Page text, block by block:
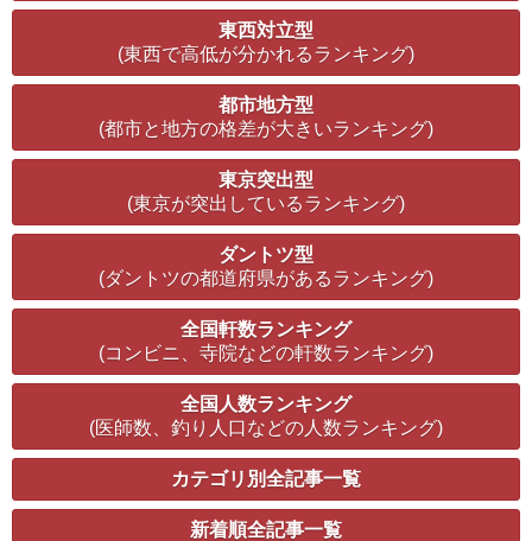
東西対立型
(東西で高低が分かれるランキング)
都市地方型
(都市と地方の格差が大きいランキング)
東京突出型
(東京が突出しているランキング)
ダントツ型
(ダントツの都道府県があるランキング)
全国軒数ランキング
(コンビニ、寺院などの軒数ランキング)
全国人数ランキング
(医師数、釣り人口などの人数ランキング)
カテゴリ別全記事一覧
新着順全記事一覧